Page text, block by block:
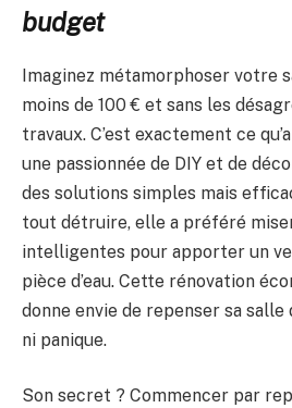
budget
Imaginez métamorphoser votre
moins de 100 € et sans les
travaux. C’est exactement ce
une passionnée de DIY et de
des solutions simples mais
tout détruire, elle a préféré
intelligentes pour apporter un
pièce d’eau. Cette rénovation
donne envie de repenser sa salle
ni panique.
Son secret ? Commencer par